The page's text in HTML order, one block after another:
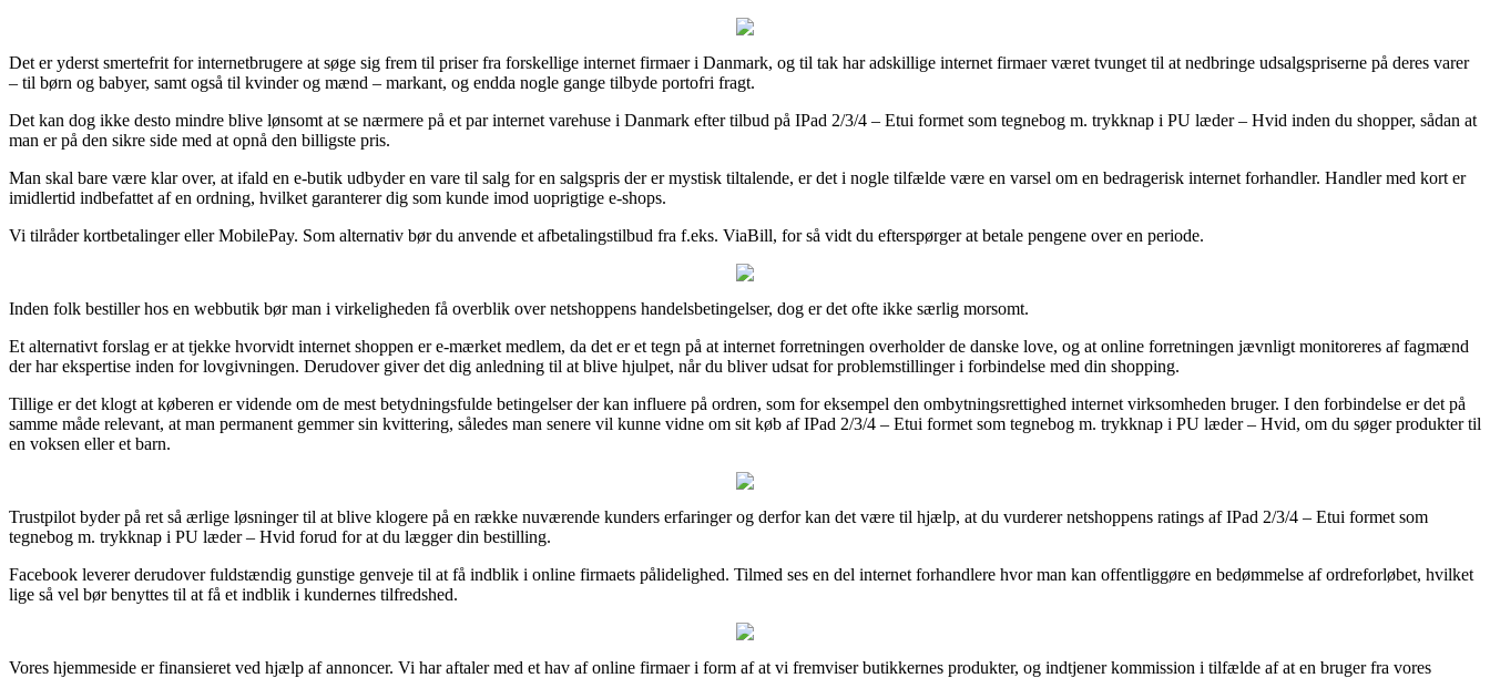
Det er yderst smertefrit for internetbrugere at søge sig frem til priser fra forskellige internet firmaer i Danmark, og til tak har adskillige internet firmaer været tvunget til at nedbringe udsalgspriserne på deres varer
– til børn og babyer, samt også til kvinder og mænd – markant, og endda nogle gange tilbyde portofri fragt.
Det kan dog ikke desto mindre blive lønsomt at se nærmere på et par internet varehuse i Danmark efter tilbud på IPad 2/3/4 – Etui formet som tegnebog m. trykknap i PU læder – Hvid inden du shopper, sådan at
man er på den sikre side med at opnå den billigste pris.
Man skal bare være klar over, at ifald en e-butik udbyder en vare til salg for en salgspris der er mystisk tiltalende, er det i nogle tilfælde være en varsel om en bedragerisk internet forhandler. Handler med kort er
imidlertid indbefattet af en ordning, hvilket garanterer dig som kunde imod uoprigtige e-shops.
Vi tilråder kortbetalinger eller MobilePay. Som alternativ bør du anvende et afbetalingstilbud fra f.eks. ViaBill, for så vidt du efterspørger at betale pengene over en periode.
Inden folk bestiller hos en webbutik bør man i virkeligheden få overblik over netshoppens handelsbetingelser, dog er det ofte ikke særlig morsomt.
Et alternativt forslag er at tjekke hvorvidt internet shoppen er e-mærket medlem, da det er et tegn på at internet forretningen overholder de danske love, og at online forretningen jævnligt monitoreres af fagmænd
der har ekspertise inden for lovgivningen. Derudover giver det dig anledning til at blive hjulpet, når du bliver udsat for problemstillinger i forbindelse med din shopping.
Tillige er det klogt at køberen er vidende om de mest betydningsfulde betingelser der kan influere på ordren, som for eksempel den ombytningsrettighed internet virksomheden bruger. I den forbindelse er det på
samme måde relevant, at man permanent gemmer sin kvittering, således man senere vil kunne vidne om sit køb af IPad 2/3/4 – Etui formet som tegnebog m. trykknap i PU læder – Hvid, om du søger produkter til
en voksen eller et barn.
Trustpilot byder på ret så ærlige løsninger til at blive klogere på en række nuværende kunders erfaringer og derfor kan det være til hjælp, at du vurderer netshoppens ratings af IPad 2/3/4 – Etui formet som
tegnebog m. trykknap i PU læder – Hvid forud for at du lægger din bestilling.
Facebook leverer derudover fuldstændig gunstige genveje til at få indblik i online firmaets pålidelighed. Tilmed ses en del internet forhandlere hvor man kan offentliggøre en bedømmelse af ordreforløbet, hvilket
lige så vel bør benyttes til at få et indblik i kundernes tilfredshed.
Vores hjemmeside er finansieret ved hjælp af annoncer. Vi har aftaler med et hav af online firmaer i form af at vi fremviser butikkernes produkter, og indtjener kommission i tilfælde af at en bruger fra vores